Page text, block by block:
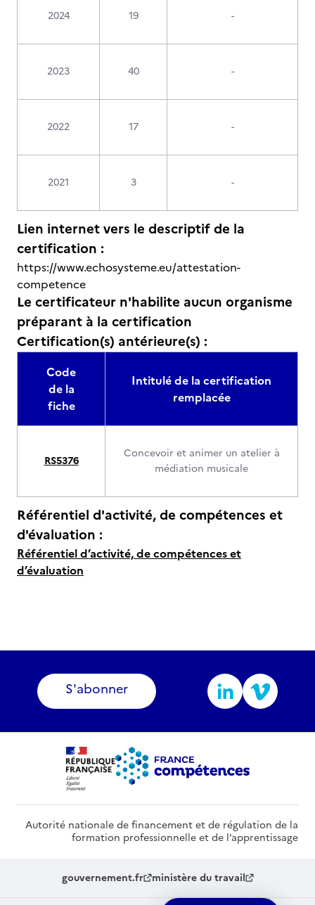
2024 19 -
2023 40 -
2022 17 -
2021 3 -
Lien internet vers le descriptif de la
certification :
https://www.echosysteme.eu/attestation-
competence
Le certificateur n'habilite aucun organisme
préparant à la certification
Certification(s) antérieure(s) :
Code
de la
fiche
Intitulé de la certification
remplacée
RS5376
Concevoir et animer un atelier à
médiation musicale
Référentiel d'activité, de compétences et
d'évaluation :
Référentiel d’activité, de compétences et
d’évaluation
S'abonner
Autorité nationale de financement et de régulation de la
formation professionnelle et de l’apprentissage
gouvernement.fr ministère du travail